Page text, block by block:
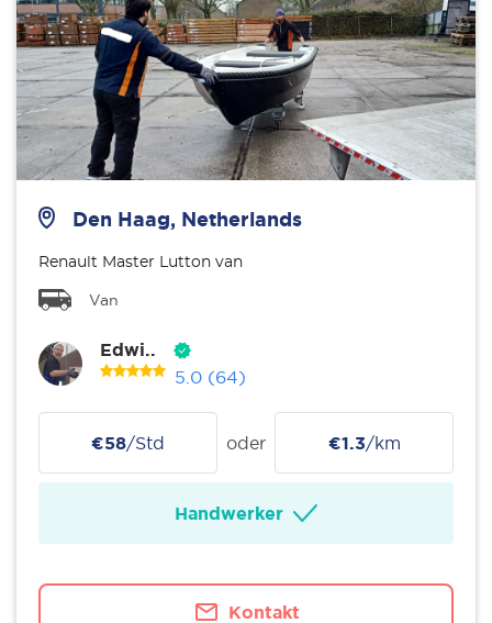
Den Haag, Netherlands
Renault Master Lutton van
Van
Edwi..
5.0 (64)
€58/Std oder €1.3/km
Handwerker
Kontakt